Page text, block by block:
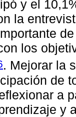
y el
la
los
. Mejorar la
de
a
y